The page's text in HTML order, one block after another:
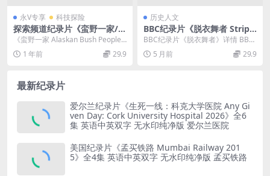
永V专享 科技探险
探索频道纪录片《蛮野一家/荒
野一家人 Alaskan Bush Peo
ple 2014-2021》第1-13季全1
32集 英语外挂中字 官方纯净
《蛮野一家 Alaskan Bush People
2014 – 2...
1 年前 29.9
历史人文
BBC纪录片《脱衣舞者 Strip 2
025》英语中英双字 无水印纯
净版 1080P/MKV/1.75G 脱衣
舞俱乐部
BBC纪录片《脱衣舞者》详情 BBC
纪录片《脱衣舞者 Strip 2025》，
英...5 月前 29.9
最新纪录片
爱尔兰纪录片《生死一线：科克大学医院 Any Gi
ven Day: Cork University Hospital 2026》全6
集 英语中英双字 无水印纯净版 爱尔兰医院
美国纪录片《孟买铁路 Mumbai Railway 201
5》全4集 英语中英双字 无水印纯净版 孟买铁路